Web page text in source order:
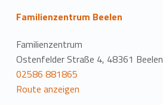
Familienzentrum Beelen
Familienzentrum
Ostenfelder Straße 4, 48361 Beelen
02586 881865
Route anzeigen